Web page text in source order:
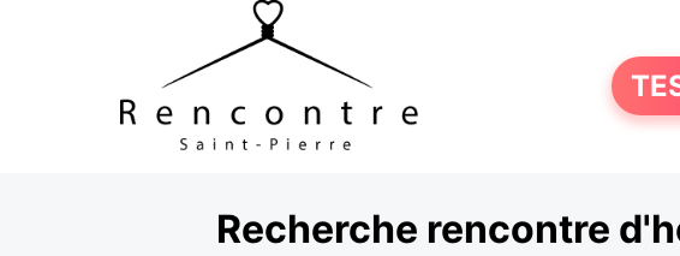
Recherche rencontre